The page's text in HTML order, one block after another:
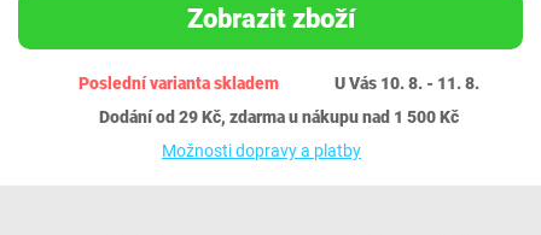
Zobrazit zboží
Poslední varianta skladem
U Vás 10. 8. - 11. 8.
Dodání od 29 Kč, zdarma u nákupu nad 1 500 Kč
Možnosti dopravy a platby